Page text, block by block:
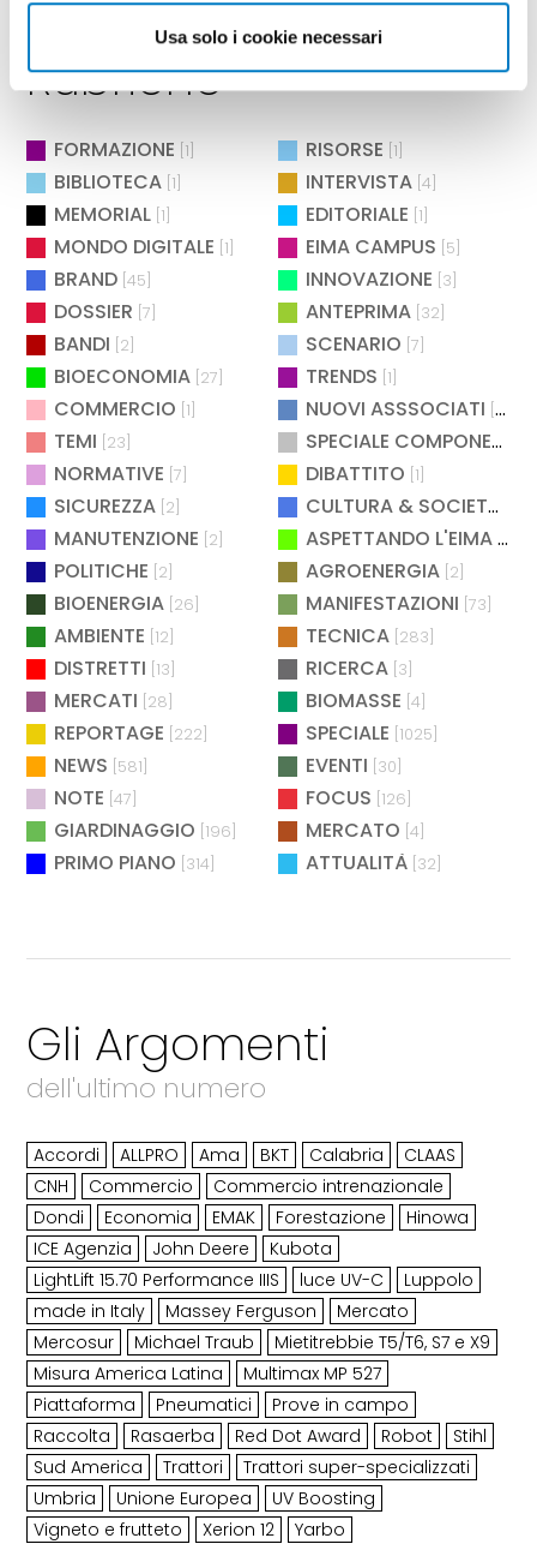
Usa solo i cookie necessari
Rubriche
FORMAZIONE [1] RISORSE [1]
BIBLIOTECA [1] INTERVISTA [4]
MEMORIAL [1] EDITORIALE [1]
MONDO DIGITALE [1] EIMA CAMPUS [5]
BRAND [45] INNOVAZIONE [3]
DOSSIER [7] ANTEPRIMA [32]
BANDI [2] SCENARIO [7]
BIOECONOMIA [27] TRENDS [1]
COMMERCIO [1] NUOVI ASSSOCIATI [15]
TEMI [23]
SPECIALE COMPONENTISTICA
NORMATIVE [7] DIBATTITO [1]
SICUREZZA [2] CULTURA & SOCIETÀ
MANUTENZIONE [2] ASPETTANDO L'EIMA [4]
POLITICHE [2] AGROENERGIA [2]
BIOENERGIA [26] MANIFESTAZIONI [73]
AMBIENTE [12] TECNICA [283]
DISTRETTI [13] RICERCA [3]
MERCATI [28] BIOMASSE [4]
REPORTAGE [222] SPECIALE [1025]
NEWS [581] EVENTI [30]
NOTE [47] FOCUS [126]
GIARDINAGGIO [196] MERCATO [4]
PRIMO PIANO [314] ATTUALITÀ [32]
Gli Argomenti
dell'ultimo numero
Accordi ALLPRO Ama BKT Calabria
CLAAS
CNH
Commercio
Commercio intrenazionale
Dondi
Economia EMAK Forestazione
Hinowa
ICE Agenzia
John Deere
Kubota
LightLift 15.70 Performance IIIS
luce UV-C
Luppolo
made in Italy
Massey Ferguson
Mercato
Mercosur
Michael Traub
Mietitrebbie T5/T6, S7 e X9
Misura America Latina
Multimax MP 527
Piattaforma
Pneumatici
Prove in campo
Raccolta
Rasaerba Red Dot Award Robot
Stihl
Sud America
Trattori
Trattori super-specializzati
Umbria
Unione Europea
UV Boosting
Vigneto e frutteto
Xerion 12 Yarbo